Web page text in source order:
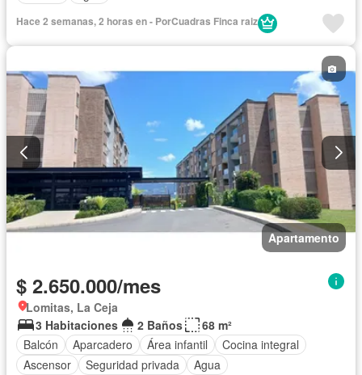
Hace 2 semanas, 2 horas en - PorCuadras Finca raiz
Apartamento
$ 2.650.000/mes
Lomitas, La Ceja
3 Habitaciones
2 Baños
68 m²
Balcón
Aparcadero Área infantil
Cocina integral
Ascensor
Seguridad privada Agua